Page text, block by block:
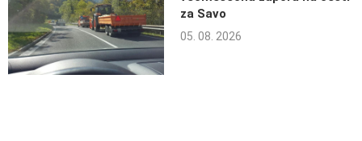
za Savo
05. 08. 2026